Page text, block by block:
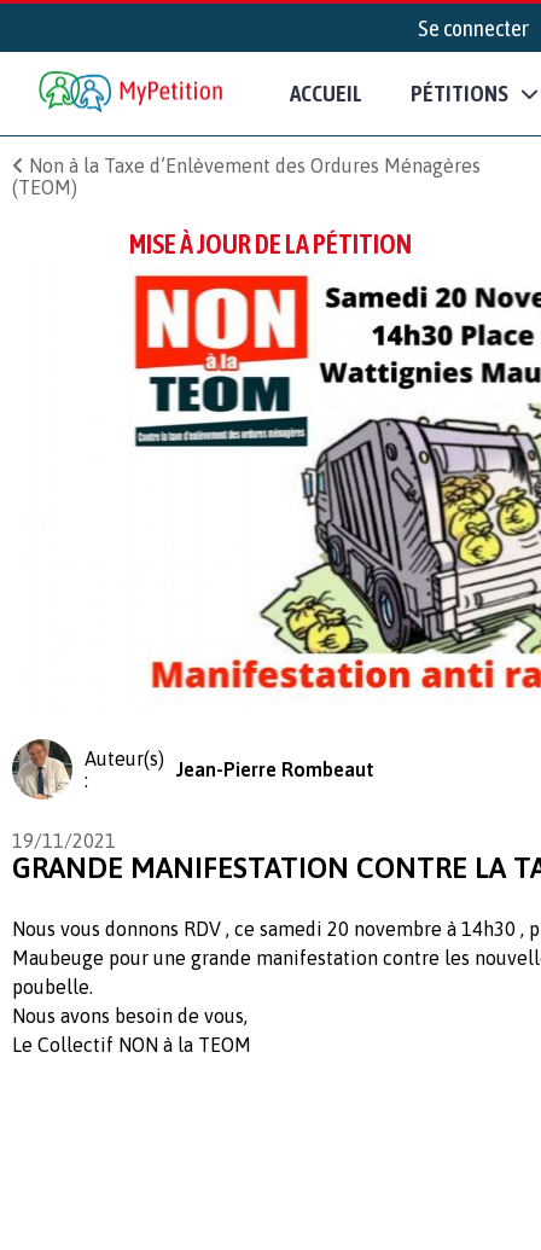
Se connecter
ACCUEIL PÉTITIONS
Non à la Taxe d’Enlèvement des Ordures Ménagères
(TEOM)
MISE À JOUR DE LA PÉTITION
Auteur(s)
:
Jean-Pierre Rombeaut
19/11/2021
GRANDE MANIFESTATION CONTRE LA
Nous vous donnons RDV , ce samedi 20 novembre à 14h30 ,
Maubeuge pour une grande manifestation contre les
poubelle.
Nous avons besoin de vous,
Le Collectif NON à la TEOM